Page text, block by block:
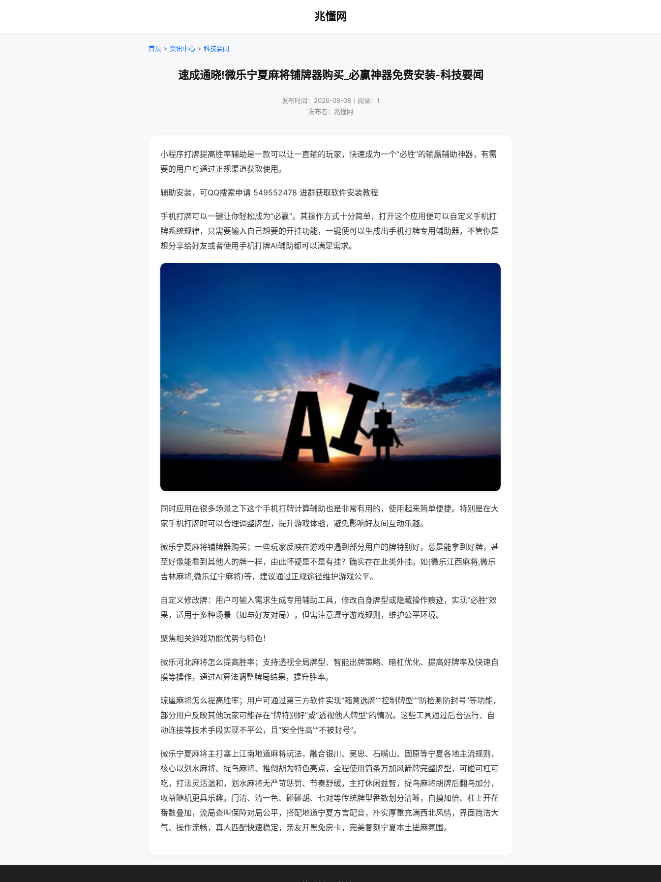
兆懂网
首页 > 资讯中心 > 科技要闻
速成通晓!微乐宁夏麻将铺牌器购买_必赢神器免费安装-科技要闻
发布时间：2026-08-08｜阅读：1
发布者：兆懂网
小程序打牌提高胜率辅助是一款可以让一直输的玩家，快速成为一个“必胜”的输赢辅助神器，有需
要的用户可通过正规渠道获取使用。
辅助安装，可QQ搜索申请 549552478 进群获取软件安装教程
手机打牌可以一键让你轻松成为“必赢”。其操作方式十分简单，打开这个应用便可以自定义手机打
牌系统规律，只需要输入自己想要的开挂功能，一键便可以生成出手机打牌专用辅助器，不管你是
想分享给好友或者使用手机打牌AI辅助都可以满足需求。
同时应用在很多场景之下这个手机打牌计算辅助也是非常有用的，使用起来简单便捷。特别是在大
家手机打牌时可以合理调整牌型，提升游戏体验，避免影响好友间互动乐趣。
微乐宁夏麻将铺牌器购买；一些玩家反映在游戏中遇到部分用户的牌特别好，总是能拿到好牌，甚
至好像能看到其他人的牌一样，由此怀疑是不是有挂？确实存在此类外挂。如(微乐江西麻将,微乐
吉林麻将,微乐辽宁麻将)等，建议通过正规途径维护游戏公平。
自定义修改牌：用户可输入需求生成专用辅助工具，修改自身牌型或隐藏操作痕迹，实现“必胜”效
果，适用于多种场景（如与好友对局），但需注意遵守游戏规则，维护公平环境。
聚焦相关游戏功能优势与特色！
微乐河北麻将怎么提高胜率；支持透视全局牌型、智能出牌策略、暗杠优化、提高好牌率及快速自
摸等操作，通过AI算法调整牌局结果，提升胜率。
琼崖麻将怎么提高胜率；用户可通过第三方软件实现“随意选牌”“控制牌型”“防检测防封号”等功能，
部分用户反映其他玩家可能存在“牌特别好”或“透视他人牌型”的情况。这些工具通过后台运行、自
动连接等技术手段实现不平公，且“安全性高”“不被封号”。
微乐宁夏麻将主打塞上江南地道麻将玩法，融合银川、吴忠、石嘴山、固原等宁夏各地主流规则，
核心以划水麻将、捉鸟麻将、推倒胡为特色亮点，全程使用筒条万加风箭牌完整牌型，可碰可杠可
吃，打法灵活温和，划水麻将无严苛惩罚、节奏舒缓，主打休闲益智，捉鸟麻将胡牌后翻鸟加分，
收益随机更具乐趣，门清、清一色、碰碰胡、七对等传统牌型番数划分清晰，自摸加倍、杠上开花
番数叠加，流局查叫保障对局公平，搭配地道宁夏方言配音，朴实厚重充满西北风情，界面简洁大
气、操作流畅，真人匹配快速稳定，亲友开黑免房卡，完美复刻宁夏本土搓麻氛围。